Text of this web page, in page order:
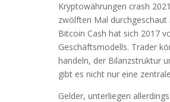
Kryptowährungen crash
zwölften Mal
Bitcoin Cash hat sich 2017
Geschäftsmodells. Trader
handeln, der Bilanzstruktur
gibt es nicht nur eine
Gelder, unterliegen